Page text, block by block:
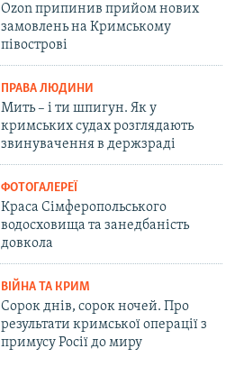
Ozon припинив прийом нових
замовлень на Кримському
півострові
ПРАВА ЛЮДИНИ
Мить – і ти шпигун. Як у
кримських судах розглядають
звинувачення в держзраді
ФОТОГАЛЕРЕЇ
Краса Сімферопольського
водосховища та занедбаність
довкола
ВІЙНА ТА КРИМ
Сорок днів, сорок ночей. Про
результати кримської операції з
примусу Росії до миру